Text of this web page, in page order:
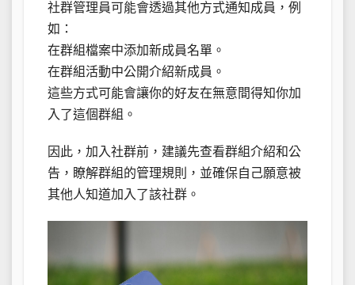
社群管理員可能會透過其他方式通知成員，例
如：
在群組檔案中添加新成員名單。
在群組活動中公開介紹新成員。
這些方式可能會讓你的好友在無意間得知你加
入了這個群組。
因此，加入社群前，建議先查看群組介紹和公
告，瞭解群組的管理規則，並確保自己願意被
其他人知道加入了該社群。